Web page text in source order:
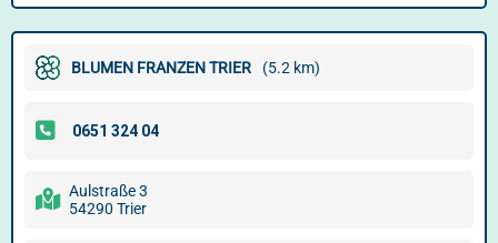
BLUMEN FRANZEN TRIER (5.2 km)
Aulstraße 3
54290 Trier